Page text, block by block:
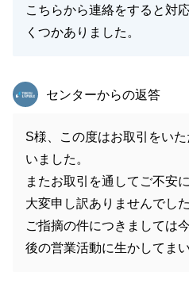
こちらから連絡をすると対
くつかありました。
東急リバブル
センターからの返答
S様、この度はお取引をい
いました。
またお取引を通してご不安
大変申し訳ありませんでした
ご指摘の件につきましては
後の営業活動に生かしてまい